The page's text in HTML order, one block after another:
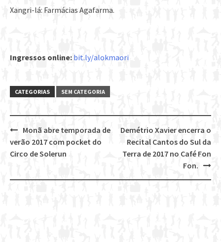
Xangri-lá: Farmácias Agafarma.
Ingressos online: bit.ly/alokmaori
CATEGORIAS SEM CATEGORIA
Post
navigation
Demétrio Xavier encerra o
Recital Cantos do Sul da
Terra de 2017 no Café Fon
Fon.
Monã abre temporada de
verão 2017 com pocket do
Circo de Solerun